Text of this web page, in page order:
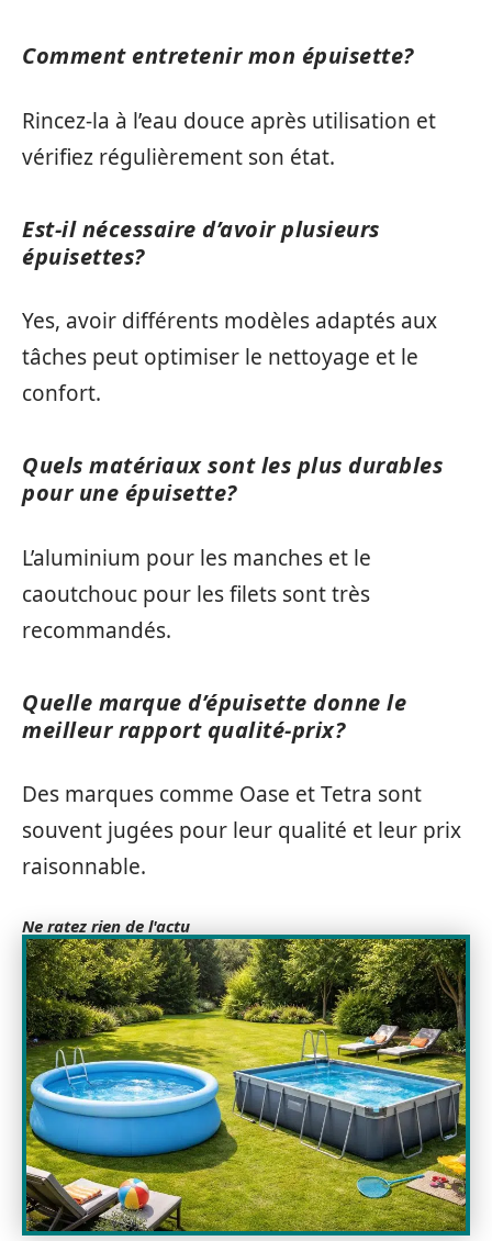
Comment entretenir mon épuisette?
Rincez-la à l’eau douce après utilisation et
vérifiez régulièrement son état.
Est-il nécessaire d’avoir plusieurs
épuisettes?
Yes, avoir différents modèles adaptés aux
tâches peut optimiser le nettoyage et le
confort.
Quels matériaux sont les plus durables
pour une épuisette?
L’aluminium pour les manches et le
caoutchouc pour les filets sont très
recommandés.
Quelle marque d’épuisette donne le
meilleur rapport qualité-prix?
Des marques comme Oase et Tetra sont
souvent jugées pour leur qualité et leur prix
raisonnable.
Ne ratez rien de l'actu